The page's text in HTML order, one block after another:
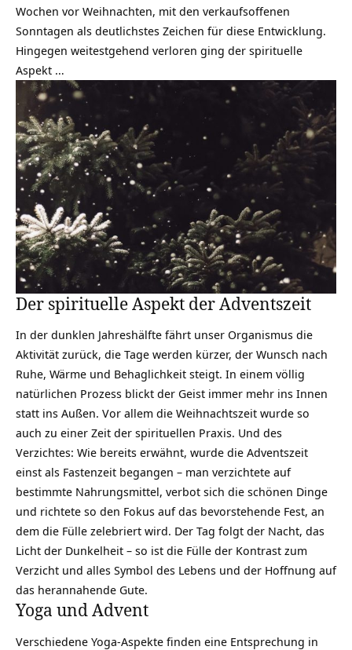
Wochen vor Weihnachten, mit den verkaufsoffenen
Sonntagen als deutlichstes Zeichen für diese Entwicklung.
Hingegen weitestgehend verloren ging der spirituelle
Aspekt …
Der spirituelle Aspekt der Adventszeit
In der dunklen Jahreshälfte fährt unser Organismus die
Aktivität zurück, die Tage werden kürzer, der Wunsch nach
Ruhe, Wärme und Behaglichkeit steigt. In einem völlig
natürlichen Prozess blickt der Geist immer mehr ins Innen
statt ins Außen. Vor allem die Weihnachtszeit wurde so
auch zu einer Zeit der spirituellen Praxis. Und des
Verzichtes: Wie bereits erwähnt, wurde die Adventszeit
einst als Fastenzeit begangen – man verzichtete auf
bestimmte Nahrungsmittel, verbot sich die schönen Dinge
und richtete so den Fokus auf das bevorstehende Fest, an
dem die Fülle zelebriert wird. Der Tag folgt der Nacht, das
Licht der Dunkelheit – so ist die Fülle der Kontrast zum
Verzicht und alles Symbol des Lebens und der Hoffnung auf
das herannahende Gute.
Yoga und Advent
Verschiedene Yoga-Aspekte finden eine Entsprechung in